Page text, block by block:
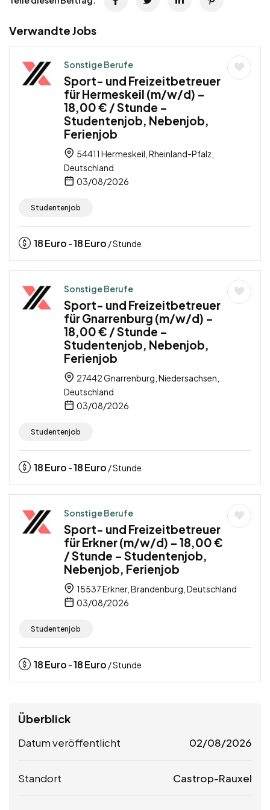
Verwandte Jobs
Sonstige Berufe
Sport- und Freizeitbetreuer
für Hermeskeil (m/w/d) –
18,00 € / Stunde –
Studentenjob, Nebenjob,
Ferienjob
54411 Hermeskeil, Rheinland-Pfalz,
Deutschland
03/08/2026
Studentenjob
18Euro -18Euro / Stunde
Sonstige Berufe
Sport- und Freizeitbetreuer
für Gnarrenburg (m/w/d) –
18,00 € / Stunde –
Studentenjob, Nebenjob,
Ferienjob
27442 Gnarrenburg, Niedersachsen,
Deutschland
03/08/2026
Studentenjob
18Euro -18Euro / Stunde
Sonstige Berufe
Sport- und Freizeitbetreuer
für Erkner (m/w/d) – 18,00 €
/ Stunde – Studentenjob,
Nebenjob, Ferienjob
15537 Erkner, Brandenburg, Deutschland
03/08/2026
Studentenjob
18Euro -18Euro / Stunde
Überblick
Datum veröffentlicht 02/08/2026
Standort Castrop-Rauxel